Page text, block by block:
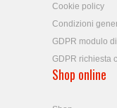
Cookie policy
Condizioni
GDPR modulo
GDPR richiesta
Shop online